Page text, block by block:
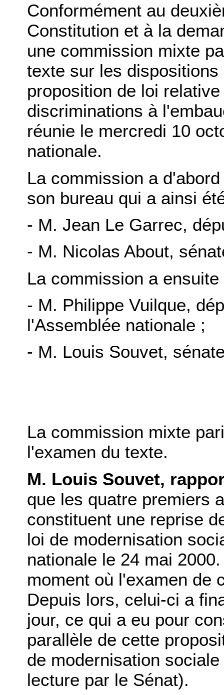
Conformément au
Constitution et à la
une commission mixte
texte sur les
proposition de loi
discriminations à
réunie le mercredi 10
nationale.
La commission a
son bureau qui a ainsi
- M. Jean Le Garrec,
- M. Nicolas About,
La commission a
- M. Philippe Vuilque,
l'Assemblée nationale ;
- M. Louis Souvet,
La commission mixte
l'examen du texte.
M. Louis Souvet,
que les quatre premiers
constituent une reprise
loi de modernisation
nationale le 24 mai
moment où l'examen de
Depuis lors, celui-ci a
jour, ce qui a eu pour
parallèle de cette
de modernisation
lecture par le Sénat).